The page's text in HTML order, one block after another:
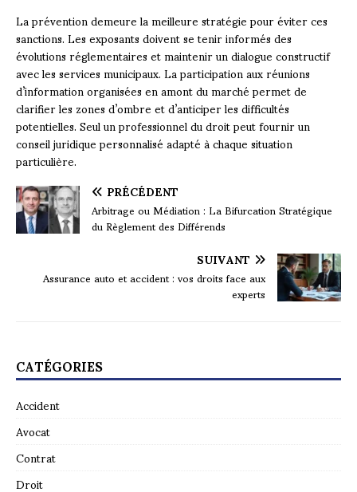
La prévention demeure la meilleure stratégie pour éviter ces
sanctions. Les exposants doivent se tenir informés des
évolutions réglementaires et maintenir un dialogue constructif
avec les services municipaux. La participation aux réunions
d’information organisées en amont du marché permet de
clarifier les zones d’ombre et d’anticiper les difficultés
potentielles. Seul un professionnel du droit peut fournir un
conseil juridique personnalisé adapté à chaque situation
particulière.
PRÉCÉDENT
Arbitrage ou Médiation : La Bifurcation Stratégique
du Règlement des Différends
SUIVANT
Assurance auto et accident : vos droits face aux
experts
CATÉGORIES
Accident
Avocat
Contrat
Droit